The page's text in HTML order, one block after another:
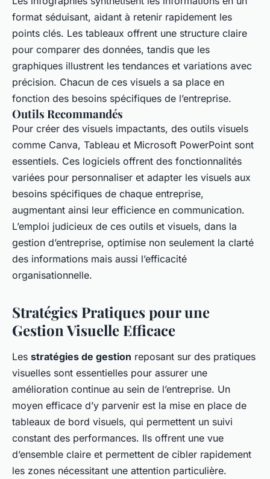
format séduisant, aidant à retenir rapidement les
points clés. Les tableaux offrent une structure claire
pour comparer des données, tandis que les
graphiques illustrent les tendances et variations avec
précision. Chacun de ces visuels a sa place en
fonction des besoins spécifiques de l’entreprise.
Outils Recommandés
Pour créer des visuels impactants, des outils visuels
comme Canva, Tableau et Microsoft PowerPoint sont
essentiels. Ces logiciels offrent des fonctionnalités
variées pour personnaliser et adapter les visuels aux
besoins spécifiques de chaque entreprise,
augmentant ainsi leur efficience en communication.
L’emploi judicieux de ces outils et visuels, dans la
gestion d’entreprise, optimise non seulement la clarté
des informations mais aussi l’efficacité
organisationnelle.
Stratégies Pratiques pour une
Gestion Visuelle Efficace
Les stratégies de gestion reposant sur des pratiques
visuelles sont essentielles pour assurer une
amélioration continue au sein de l’entreprise. Un
moyen efficace d’y parvenir est la mise en place de
tableaux de bord visuels, qui permettent un suivi
constant des performances. Ils offrent une vue
d’ensemble claire et permettent de cibler rapidement
les zones nécessitant une attention particulière.